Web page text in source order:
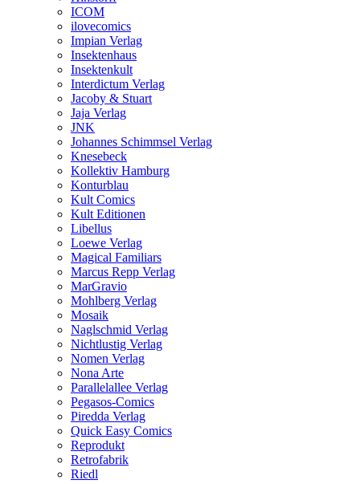
ICOM
ilovecomics
Impian Verlag
Insektenhaus
Insektenkult
Interdictum Verlag
Jacoby & Stuart
Jaja Verlag
JNK
Johannes Schimmsel Verlag
Knesebeck
Kollektiv Hamburg
Konturblau
Kult Comics
Kult Editionen
Libellus
Loewe Verlag
Magical Familiars
Marcus Repp Verlag
MarGravio
Mohlberg Verlag
Mosaik
Naglschmid Verlag
Nichtlustig Verlag
Nomen Verlag
Nona Arte
Parallelallee Verlag
Pegasos-Comics
Piredda Verlag
Quick Easy Comics
Reprodukt
Retrofabrik
Riedl